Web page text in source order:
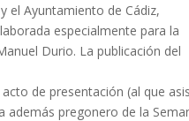
el Ayuntamiento de Cádiz,
especialmente para la
Durio. La publicación del
de presentación (al que
además pregonero de la